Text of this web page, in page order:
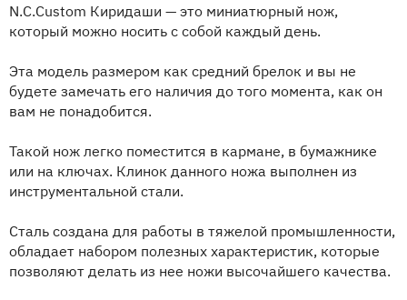
N.C.Custom Киридаши — это миниатюрный нож,
который можно носить с собой каждый день.
Эта модель размером как средний брелок и вы не
будете замечать его наличия до того момента, как он
вам не понадобится.
Такой нож легко поместится в кармане, в бумажнике
или на ключах. Клинок данного ножа выполнен из
инструментальной стали.
Сталь создана для работы в тяжелой промышленности,
обладает набором полезных характеристик, которые
позволяют делать из нее ножи высочайшего качества.